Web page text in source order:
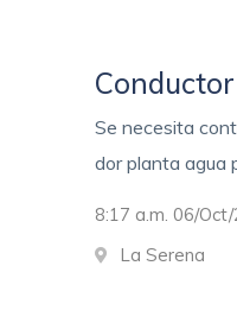
Se necesita
dor planta agua
8:17 a.m. 06/
La Serena